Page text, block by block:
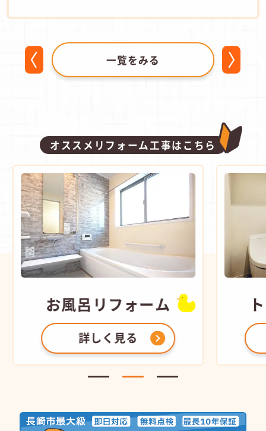
一覧をみる
オススメリフォーム工事はこちら
お風呂 リフォーム
詳しく見る